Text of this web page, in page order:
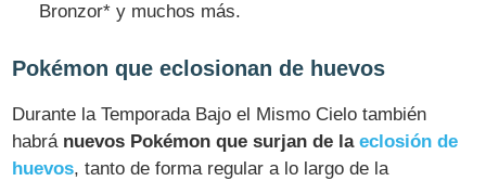
Bronzor* y muchos más.
Pokémon que eclosionan de huevos
Durante la Temporada Bajo el Mismo Cielo también
habrá nuevos Pokémon que surjan de laeclosión de
huevos, tanto de forma regular a lo largo de la